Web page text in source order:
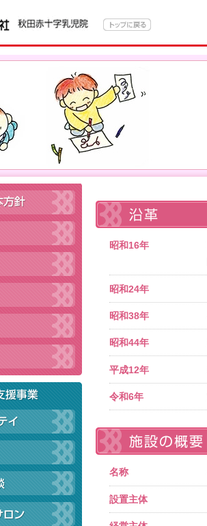
昭和16年
昭和24年
昭和38年
昭和44年
平成12年
令和6年
名称
設置主体